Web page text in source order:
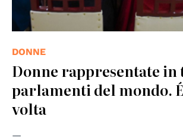
DONNE
Donne rappresentate in
parlamenti del mondo.
volta